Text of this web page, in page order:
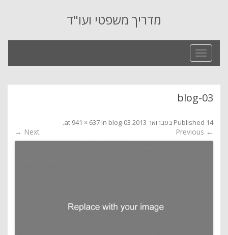
מדריך משפטי ועו"ד
Toggle
navigation
blog-03
Published 14 בפברואר 2013 941 × 637 in blog-03
.
← Previous
Next →